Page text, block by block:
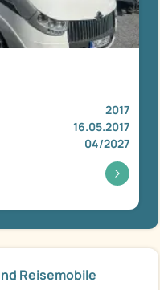
2017
16.05.2017
04/2027
Reisemobile